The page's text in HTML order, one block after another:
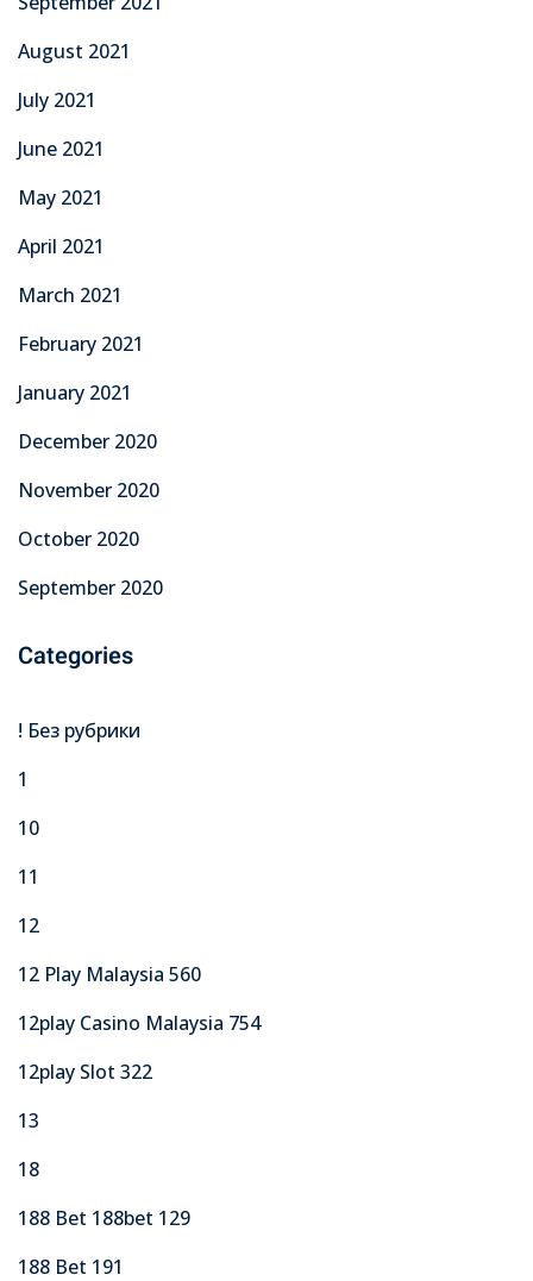
August 2021
July 2021
June 2021
May 2021
April 2021
March 2021
February 2021
January 2021
December 2020
November 2020
October 2020
September 2020
Categories
! Без рубрики
1
10
11
12
12 Play Malaysia 560
12play Casino Malaysia 754
12play Slot 322
13
18
188 Bet 188bet 129
188 Bet 191